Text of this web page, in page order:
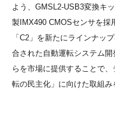
よう、GMSL2-USB3変換キ
製IMX490 CMOSセンサを採
「C2」を新たにラインナッ
合された自動運転システム
らを市場に提供することで
転の民主化」に向けた取組み